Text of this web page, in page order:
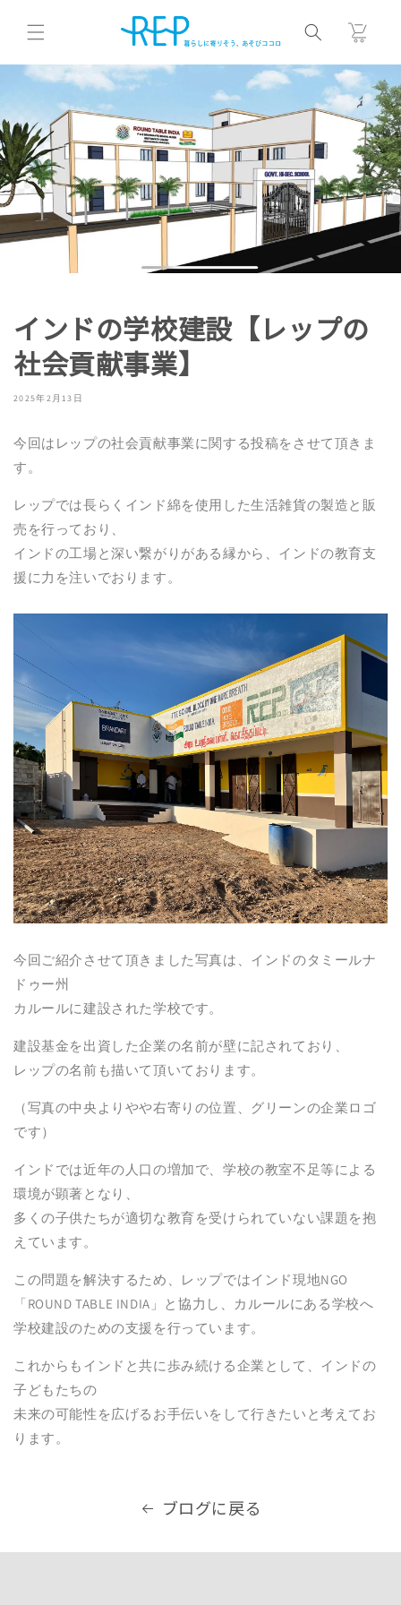
進む
ー
インドの学校建設【レップの
社会貢献事業】
2025年2月13日
今回はレップの社会貢献事業に関する投稿をさせて頂きま
す。
レップでは長らくインド綿を使用した生活雑貨の製造と販
売を行っており、
インドの工場と深い繋がりがある縁から、インドの教育支
援に力を注いでおります。
今回ご紹介させて頂きました写真は、インドのタミールナ
ドゥー州
カルールに建設された学校です。
建設基金を出資した企業の名前が壁に記されており、
レップの名前も描いて頂いております。
（写真の中央よりやや右寄りの位置、グリーンの企業ロゴ
です）
インドでは近年の人口の増加で、学校の教室不足等による
環境が顕著となり、
多くの子供たちが適切な教育を受けられていない課題を抱
えています。
この問題を解決するため、レップではインド現地NGO
「ROUND TABLE INDIA」と協力し、カルールにある学校へ
学校建設のための支援を行っています。
これからもインドと共に歩み続ける企業として、インドの
子どもたちの
未来の可能性を広げるお手伝いをして行きたいと考えてお
ります。
ブログに戻る